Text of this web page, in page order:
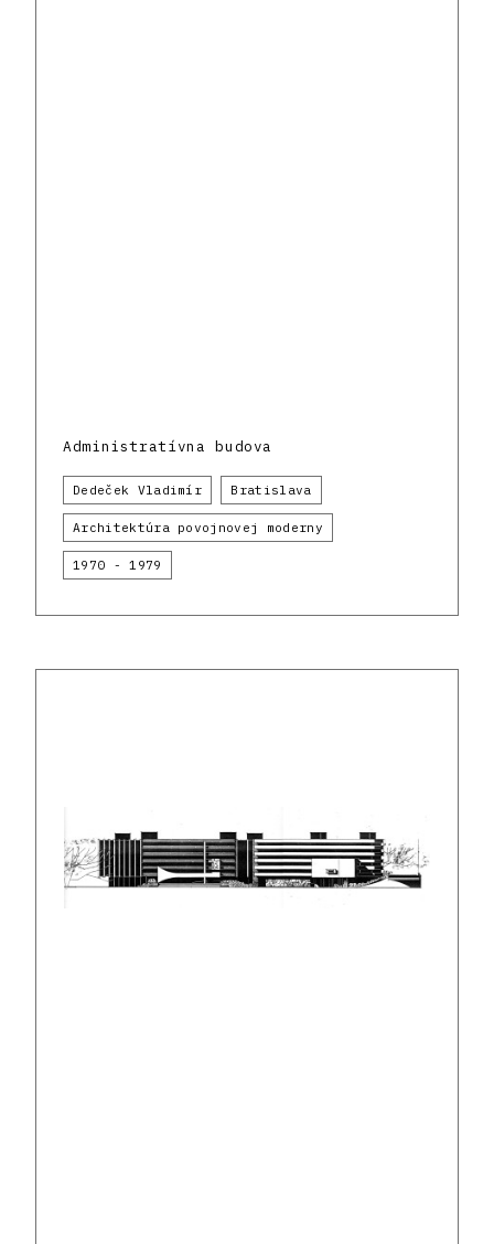
Administratívna budova
Dedeček Vladimír Bratislava
Architektúra povojnovej moderny
1970 - 1979